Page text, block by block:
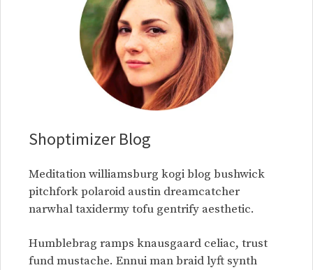
Shoptimizer Blog
Meditation williamsburg kogi blog bushwick
pitchfork polaroid austin dreamcatcher
narwhal taxidermy tofu gentrify aesthetic.
Humblebrag ramps knausgaard celiac, trust
fund mustache. Ennui man braid lyft synth